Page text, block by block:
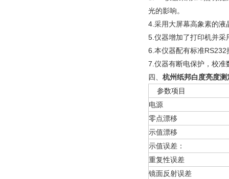
光的影响。
4.采用大屏幕高象素的液
5.仪器增加了打印机并采
6.本仪器配有标准
7.仪器有断电保护，校准
四、 杭州纸邦白度亮度测
参数项目
电源
零点漂移
示值漂移
示值误差：
重复性误差
镜面反射误差